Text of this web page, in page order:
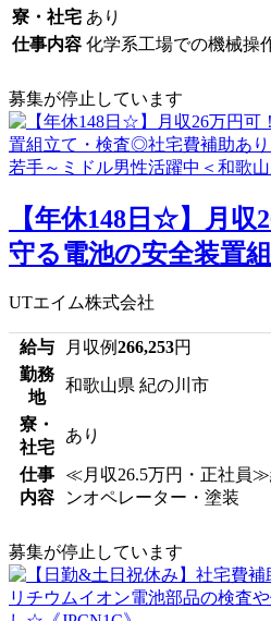
寮・社宅 あり
仕事内容 化学系工場での機械操
募集が停止しています
【年休148日☆】月収
守る電池の安全装置
UTエイム株式会社
給与 月収例266,253円
勤務
地
和歌山県 紀の川市
寮・
社宅
あり
仕事
内容
≪月収26.5万円・正社員
ンオペレーター・塗装
募集が停止しています